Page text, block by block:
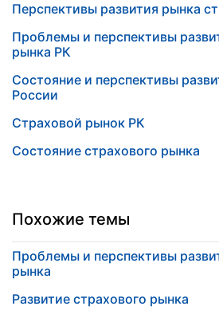
Перспективы развития рынка
Проблемы и перспективы
рынка РК
Состояние и перспективы
России
Страховой рынок РК
Состояние страхового рынка
Похожие темы
Проблемы и перспективы
рынка
Развитие страхового рынка